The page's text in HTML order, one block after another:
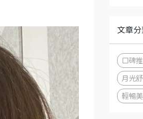
文章
口碑
月光
輕暢